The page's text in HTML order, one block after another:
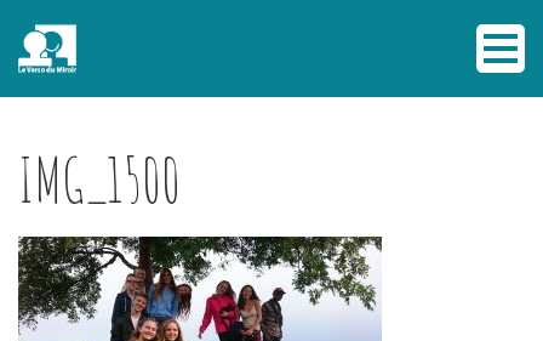
IMG_1500